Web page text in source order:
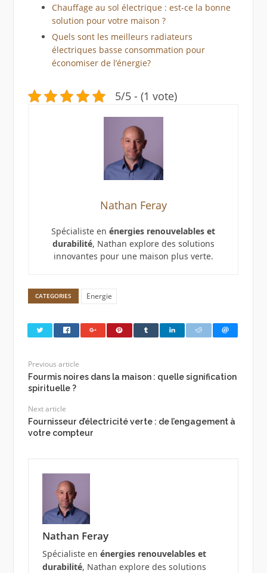
Chauffage au sol électrique : est-ce la bonne
solution pour votre maison ?
Quels sont les meilleurs radiateurs
électriques basse consommation pour
économiser de l’énergie?
5/5 - (1 vote)
Nathan Feray
Spécialiste en énergies renouvelables et
durabilité, Nathan explore des solutions
innovantes pour une maison plus verte.
CATEGORIES Energie
Previous article
Fourmis noires dans la maison : quelle signification
spirituelle ?
Next article
Fournisseur d’électricité verte : de l’engagement à
votre compteur
Nathan Feray
Spécialiste enénergies renouvelables et
durabilité, Nathan explore des solutions